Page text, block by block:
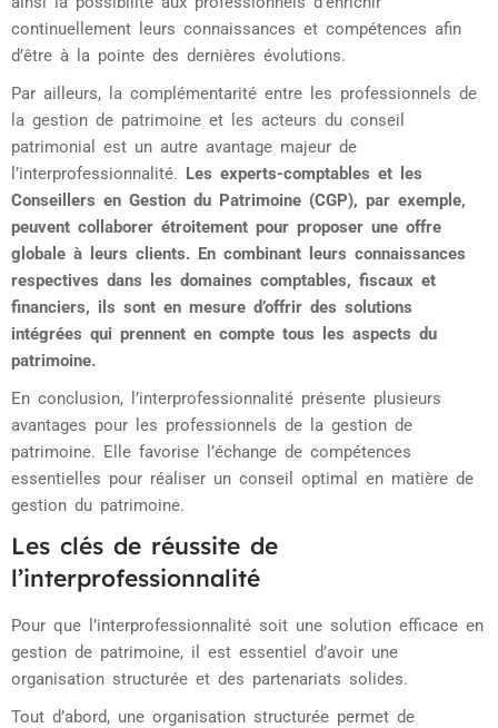
continuellement leurs connaissances et compétences afin
d’être à la pointe des dernières évolutions.
Par ailleurs, la complémentarité entre les professionnels de
la gestion de patrimoine et les acteurs du conseil
patrimonial est un autre avantage majeur de
l’interprofessionnalité. Les experts-comptables et les
Conseillers en Gestion du Patrimoine (CGP), par exemple,
peuvent collaborer étroitement pour proposer une offre
globale à leurs clients. En combinant leurs connaissances
respectives dans les domaines comptables, fiscaux et
financiers, ils sont en mesure d’offrir des solutions
intégrées qui prennent en compte tous les aspects du
patrimoine.
En conclusion, l’interprofessionnalité présente plusieurs
avantages pour les professionnels de la gestion de
patrimoine. Elle favorise l’échange de compétences
essentielles pour réaliser un conseil optimal en matière de
gestion du patrimoine.
Les clés de réussite de
l’interprofessionnalité
Pour que l’interprofessionnalité soit une solution efficace en
gestion de patrimoine, il est essentiel d’avoir une
organisation structurée et des partenariats solides.
Tout d’abord, une organisation structurée permet de